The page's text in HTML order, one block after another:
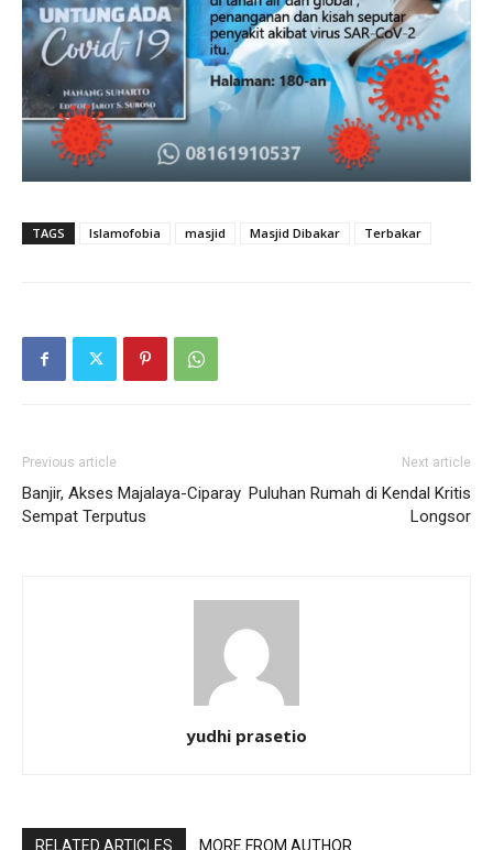
TAGS Islamofobia masjid Masjid Dibakar Terbakar
Previous article
Banjir, Akses Majalaya-Ciparay
Sempat Terputus
Next article
Puluhan Rumah di Kendal Kritis
Longsor
yudhi prasetio
RELATED ARTICLES MORE FROM AUTHOR